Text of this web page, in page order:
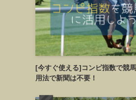
[今すぐ使える]コンピ指数で競
用法で新聞は不要！